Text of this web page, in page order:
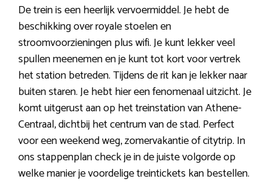
De trein is een heerlijk vervoermiddel. Je hebt de
beschikking over royale stoelen en
stroomvoorzieningen plus wifi. Je kunt lekker veel
spullen meenemen en je kunt tot kort voor vertrek
het station betreden. Tijdens de rit kan je lekker naar
buiten staren. Je hebt hier een fenomenaal uitzicht. Je
komt uitgerust aan op het treinstation van Athene-
Centraal, dichtbij het centrum van de stad. Perfect
voor een weekend weg, zomervakantie of citytrip. In
ons stappenplan check je in de juiste volgorde op
welke manier je voordelige treintickets kan bestellen.